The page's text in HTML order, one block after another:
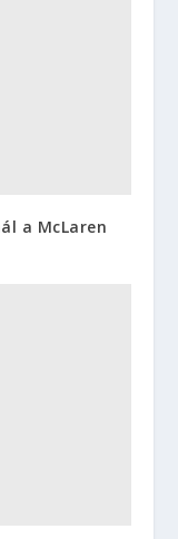
a McLaren